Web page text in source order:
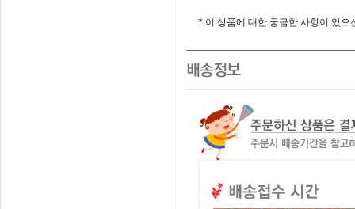
* 이 상품에 대한 궁금한 사항이 있